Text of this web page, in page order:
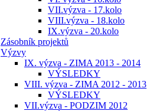
VII.výzva - 17.kolo
VIII.výzva - 18.kolo
IX.výzva - 20.kolo
Zásobník projektů
Výzvy
IX. výzva - ZIMA 2013 - 2014
VÝSLEDKY
VIII. výzva - ZIMA 2012 - 2013
VÝSLEDKY
VII.výzva - PODZIM 2012